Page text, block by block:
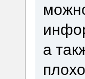
а